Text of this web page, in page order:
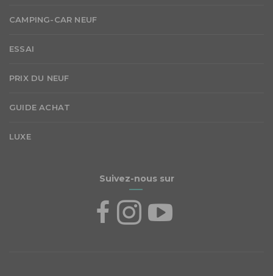
CAMPING-CAR NEUF
ESSAI
PRIX DU NEUF
GUIDE ACHAT
LUXE
Suivez-nous sur